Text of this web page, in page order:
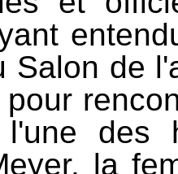
Salon de
l'une des
la